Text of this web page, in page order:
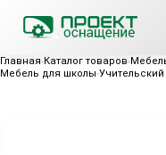
Главная Каталог товаров
Мебель для школы Учительский